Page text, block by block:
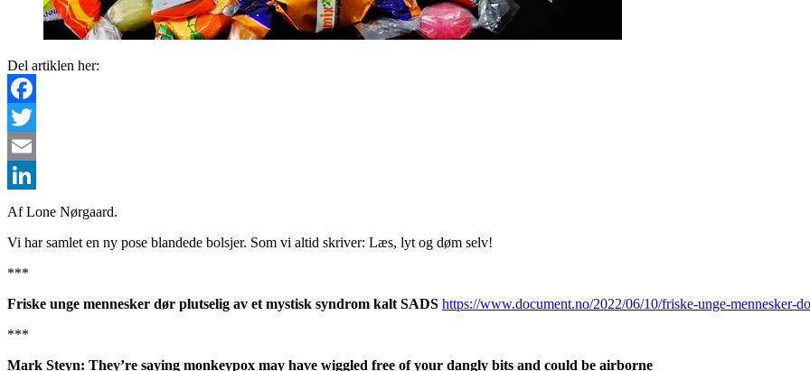
Del artiklen her:
Facebook
Twitter
Email
LinkedIn
Af Lone Nørgaard.
Vi har samlet en ny pose blandede bolsjer. Som vi altid skriver: Læs, lyt og døm selv!
***
Friske unge mennesker dør plutselig av et mystisk syndrom kalt SADS https://www.document.no/2022/06/10/friske-unge-mennesker-
***
Mark Steyn: They’re saying monkeypox may have wiggled free of your dangly bits and could be airborne